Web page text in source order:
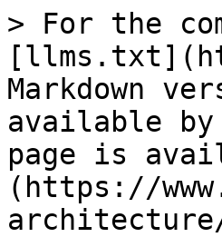
> For the
Markdown
available by
page is
(https://
architecture/